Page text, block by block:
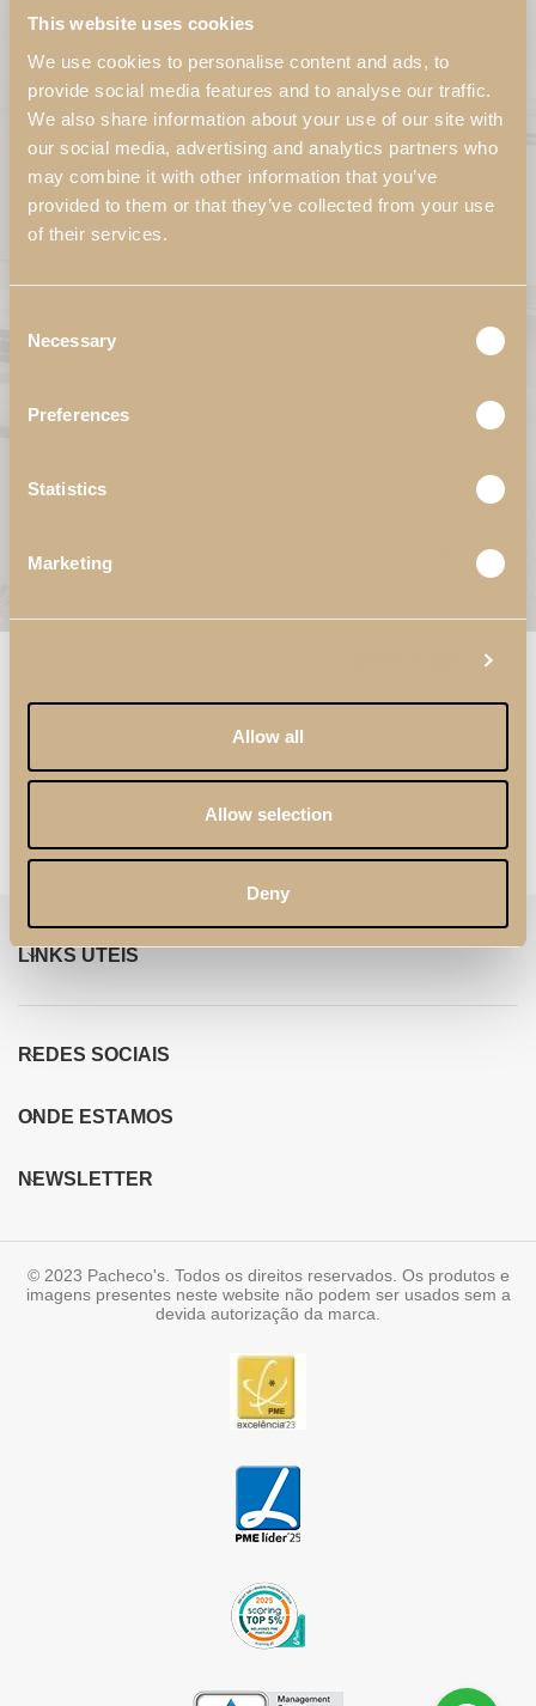
This website uses cookies
We use cookies to personalise content and ads, to
provide social media features and to analyse our traffic.
We also share information about your use of our site with
our social media, advertising and analytics partners who
may combine it with other information that you’ve
provided to them or that they’ve collected from your use
of their services.
Selection
Necessary
Preferences
Statistics
Marketing
Allow all
Allow selection
Deny
Nome*
Não
Sim
Subscrever também a nossa Newsletter?
Newer Older
LINKS ÚTEIS
REDES SOCIAIS
ONDE ESTAMOS
NEWSLETTER
© 2023 Pacheco's. Todos os direitos reservados. Os produtos e
imagens presentes neste website não podem ser usados sem a
devida autorização da marca.